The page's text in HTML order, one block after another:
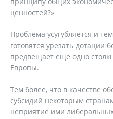
ценностей?»
Проблема усугубляется и
готовятся урезать дотации
предвещает еще одно
Европы.
Тем более, что в качестве
субсидий некоторым
неприятие ими